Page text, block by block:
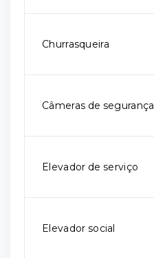
Churrasqueira
Câmeras de segurança
Elevador de serviço
Elevador social